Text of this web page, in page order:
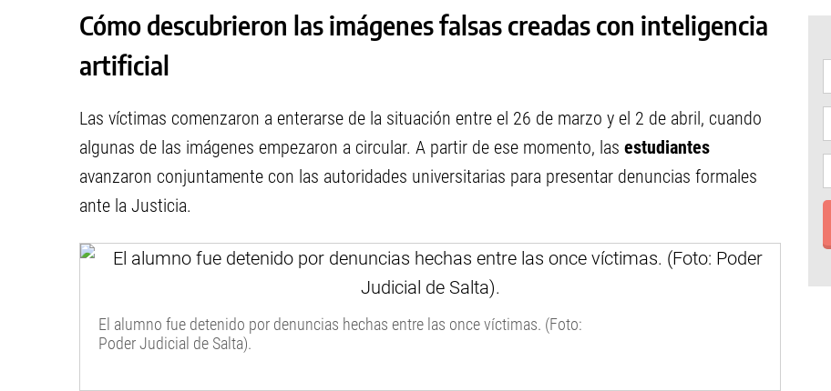
Cómo descubrieron las imágenes falsas creadas con inteligencia
artificial
Las víctimas comenzaron a enterarse de la situación entre el 26 de marzo y el 2 de abril, cuando
algunas de las imágenes empezaron a circular. A partir de ese momento, las estudiantes
avanzaron conjuntamente con las autoridades universitarias para presentar denuncias formales
ante la Justicia.
El alumno fue detenido por denuncias hechas entre las once víctimas. (Foto:
Poder Judicial de Salta).